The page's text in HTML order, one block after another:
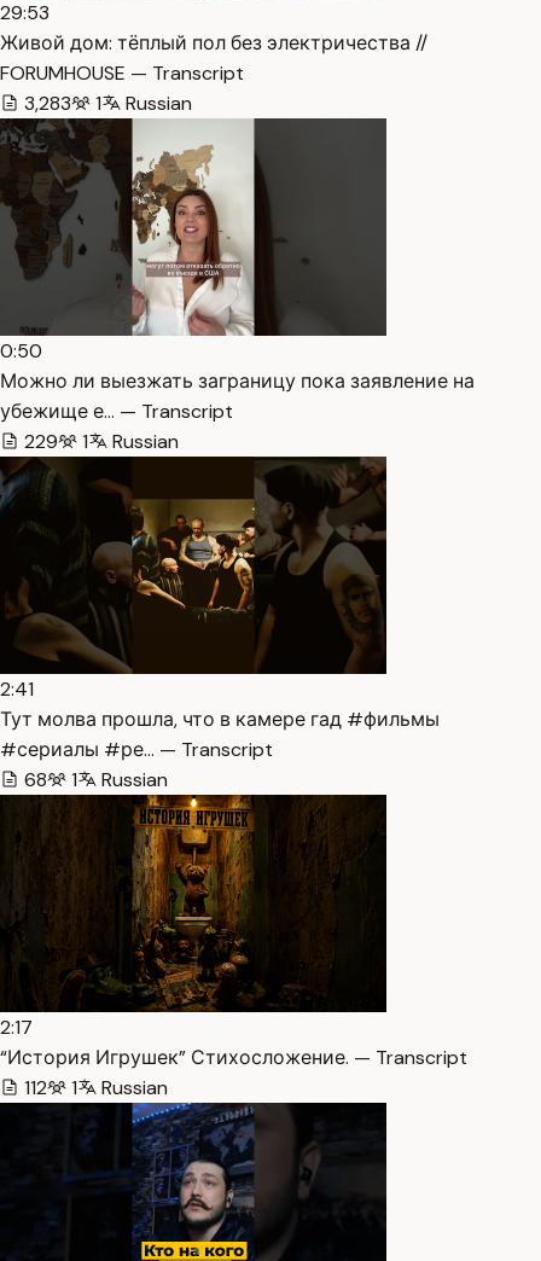
29:53
Живой дом: тёплый пол без электричества //
FORUMHOUSE — Transcript
3,283
1 Russian
0:50
Можно ли выезжать заграницу пока заявление на
убежище е… — Transcript
229
1 Russian
2:41
Тут молва прошла, что в камере гад #фильмы
#сериалы #ре… — Transcript
68
1 Russian
2:17
“История Игрушек” Стихосложение. — Transcript
112
1 Russian